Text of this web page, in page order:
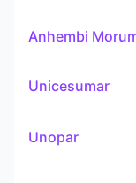
Anhembi
Unicesumar
Unopar